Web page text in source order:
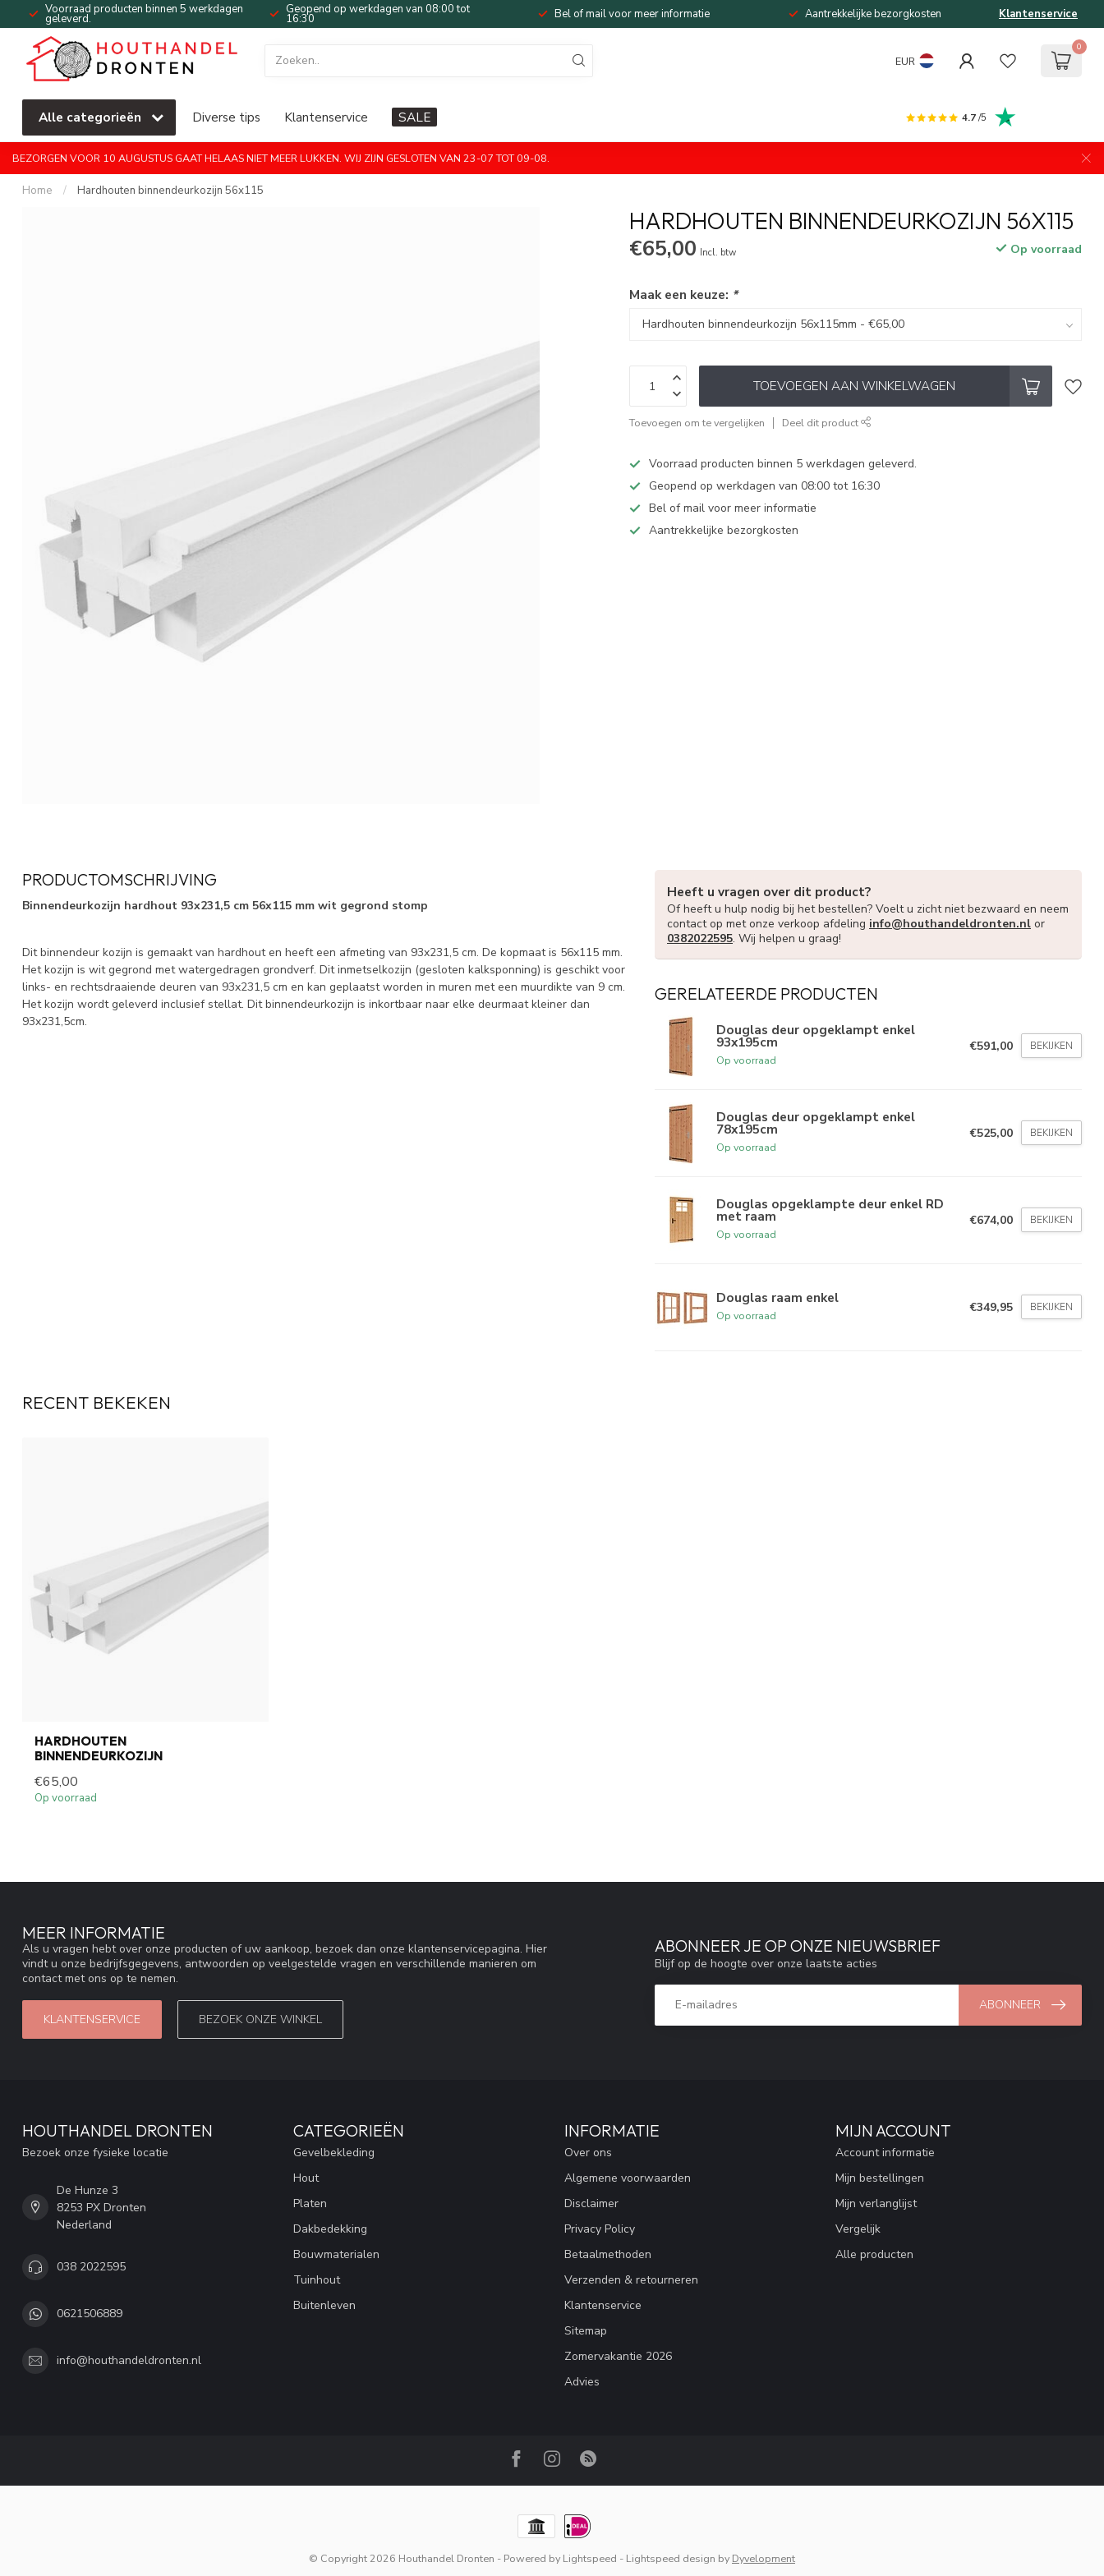
Voorraad producten binnen 5 werkdagen
geleverd.
Geopend op werkdagen van 08:00 tot
16:30 Bel of mail voor meer informatie Aantrekkelijke bezorgkosten Klantenservice
EUR
0
Alle categorieën Diverse tips Klantenservice SALE 4.7/5
BEZORGEN VOOR 10 AUGUSTUS GAAT HELAAS NIET MEER LUKKEN. WIJ ZIJN GESLOTEN VAN 23-07 TOT 09-08.
Home / Hardhouten binnendeurkozijn 56x115
HARDHOUTEN BINNENDEURKOZIJN 56X115
€65,00 Incl. btw Op voorraad
Maak een keuze: *
TOEVOEGEN AAN WINKELWAGEN
Toevoegen om te vergelijken Deel dit product
Voorraad producten binnen 5 werkdagen geleverd.
Geopend op werkdagen van 08:00 tot 16:30
Bel of mail voor meer informatie
Aantrekkelijke bezorgkosten
PRODUCTOMSCHRIJVING
Binnendeurkozijn hardhout 93x231,5 cm 56x115 mm wit gegrond stomp
Dit binnendeur kozijn is gemaakt van hardhout en heeft een afmeting van 93x231,5 cm. De kopmaat is 56x115 mm.
Het kozijn is wit gegrond met watergedragen grondverf. Dit inmetselkozijn (gesloten kalksponning) is geschikt voor
links- en rechtsdraaiende deuren van 93x231,5 cm en kan geplaatst worden in muren met een muurdikte van 9 cm.
Het kozijn wordt geleverd inclusief stellat. Dit binnendeurkozijn is inkortbaar naar elke deurmaat kleiner dan
93x231,5cm.
Heeft u vragen over dit product?
Of heeft u hulp nodig bij het bestellen? Voelt u zicht niet bezwaard en neem
contact op met onze verkoop afdeling info@houthandeldronten.nl or
0382022595. Wij helpen u graag!
GERELATEERDE PRODUCTEN
Douglas deur opgeklampt enkel
93x195cm
Op voorraad
€591,00 BEKIJKEN
Douglas deur opgeklampt enkel
78x195cm
Op voorraad
€525,00 BEKIJKEN
Douglas opgeklampte deur enkel RD
met raam
Op voorraad
€674,00 BEKIJKEN
Douglas raam enkel
Op voorraad
€349,95 BEKIJKEN
RECENT BEKEKEN
HARDHOUTEN
BINNENDEURKOZIJN
€65,00
Op voorraad
MEER INFORMATIE
Als u vragen hebt over onze producten of uw aankoop, bezoek dan onze klantenservicepagina. Hier
vindt u onze bedrijfsgegevens, antwoorden op veelgestelde vragen en verschillende manieren om
contact met ons op te nemen.
KLANTENSERVICE BEZOEK ONZE WINKEL
ABONNEER JE OP ONZE NIEUWSBRIEF
Blijf op de hoogte over onze laatste acties
ABONNEER
HOUTHANDEL DRONTEN
Bezoek onze fysieke locatie
De Hunze 3
8253 PX Dronten
Nederland
038 2022595
0621506889
info@houthandeldronten.nl
CATEGORIEËN
Gevelbekleding
Hout
Platen
Dakbedekking
Bouwmaterialen
Tuinhout
Buitenleven
INFORMATIE
Over ons
Algemene voorwaarden
Disclaimer
Privacy Policy
Betaalmethoden
Verzenden & retourneren
Klantenservice
Sitemap
Zomervakantie 2026
Advies
MIJN ACCOUNT
Account informatie
Mijn bestellingen
Mijn verlanglijst
Vergelijk
Alle producten
© Copyright 2026 Houthandel Dronten - Powered by Lightspeed - Lightspeed design by Dyvelopment